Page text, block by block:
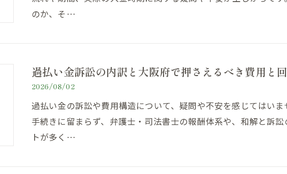
のか、そ…
過払い金訴訟の内訳と大阪府で押さえるべき費用と
2026/08/02
過払い金の訴訟や費用構造について、疑問や不安を感じてはい
手続きに留まらず、弁護士・司法書士の報酬体系や、和解と訴
トが多く…